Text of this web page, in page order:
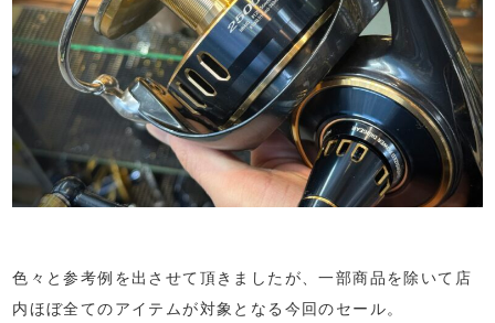
色々と参考例を出させて頂きましたが、一部商品を除いて店
内ほぼ全てのアイテムが対象となる今回のセール。